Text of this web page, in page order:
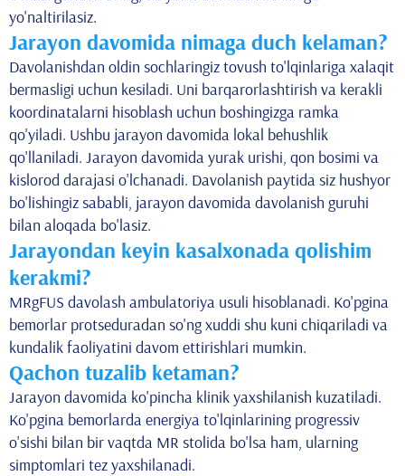
yo'naltirilasiz.
Jarayon davomida nimaga duch kelaman?
Davolanishdan oldin sochlaringiz tovush to'lqinlariga xalaqit
bermasligi uchun kesiladi. Uni barqarorlashtirish va kerakli
koordinatalarni hisoblash uchun boshingizga ramka
qo'yiladi. Ushbu jarayon davomida lokal behushlik
qo'llaniladi. Jarayon davomida yurak urishi, qon bosimi va
kislorod darajasi o'lchanadi. Davolanish paytida siz hushyor
bo'lishingiz sababli, jarayon davomida davolanish guruhi
bilan aloqada bo'lasiz.
Jarayondan keyin kasalxonada qolishim
kerakmi?
MRgFUS davolash ambulatoriya usuli hisoblanadi. Ko'pgina
bemorlar protseduradan so'ng xuddi shu kuni chiqariladi va
kundalik faoliyatini davom ettirishlari mumkin.
Qachon tuzalib ketaman?
Jarayon davomida ko'pincha klinik yaxshilanish kuzatiladi.
Ko'pgina bemorlarda energiya to'lqinlarining progressiv
o'sishi bilan bir vaqtda MR stolida bo'lsa ham, ularning
simptomlari tez yaxshilanadi.